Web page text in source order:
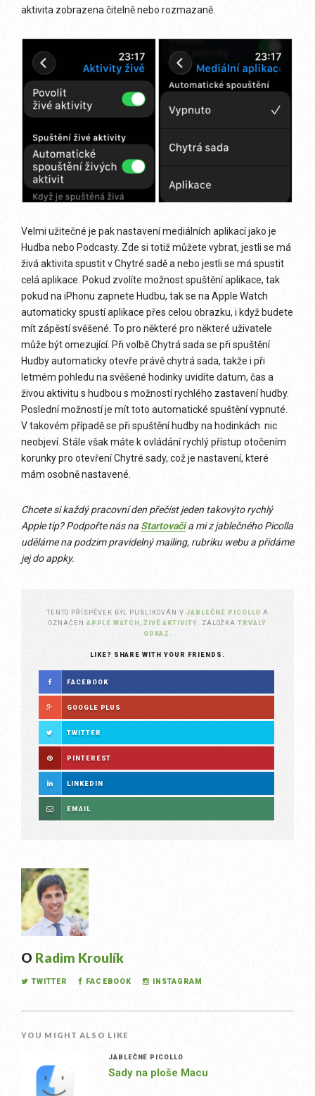
aktivita zobrazena čitelně nebo rozmazaně.
Velmi užitečné je pak nastavení mediálních aplikací jako je
Hudba nebo Podcasty. Zde si totiž můžete vybrat, jestli se má
živá aktivita spustit v Chytré sadě a nebo jestli se má spustit
celá aplikace. Pokud zvolíte možnost spuštění aplikace, tak
pokud na iPhonu zapnete Hudbu, tak se na Apple Watch
automaticky spustí aplikace přes celou obrazku, i když budete
mít zápěstí svěšené. To pro některé pro některé uživatele
může být omezující. Při volbě Chytrá sada se při spuštění
Hudby automaticky otevře právě chytrá sada, takže i při
letmém pohledu na svěšené hodinky uvidíte datum, čas a
živou aktivitu s hudbou s možností rychlého zastavení hudby.
Poslední možností je mít toto automatické spuštění vypnuté.
V takovém případě se při spuštění hudby na hodinkách nic
neobjeví. Stále však máte k ovládání rychlý přístup otočením
korunky pro otevření Chytré sady, což je nastavení, které
mám osobně nastavené.
Chcete si každý pracovní den přečíst jeden takovýto rychlý
Apple tip? Podpořte nás na Startovačia mi z jablečného Picolla
uděláme na podzim pravidelný mailing, rubriku webu a přidáme
jej do appky.
TENTO PŘÍSPĚVEK BYL PUBLIKOVÁN V JABLEČNÉ PICOLLO A
OZNAČEN APPLE WATCH ŽIVÉ AKTIVITY . ZÁLOŽKATRVALÝ
ODKAZ
LIKE? SHARE WITH YOUR FRIENDS.
FACEBOOK
GOOGLE PLUS
TWITTER
PINTEREST
LINKEDIN
EMAIL
O Radim Kroulík
TWITTER FACEBOOK INSTAGRAM
YOU MIGHT ALSO LIKE
JABLEČNÉ PICOLLO
Sady na ploše Macu